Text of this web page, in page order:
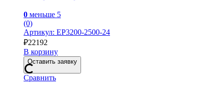
0 меньше 5
(0)
Артикул: EP3200-2500-24
₽22192
В корзину
Оставить заявку
Сравнить